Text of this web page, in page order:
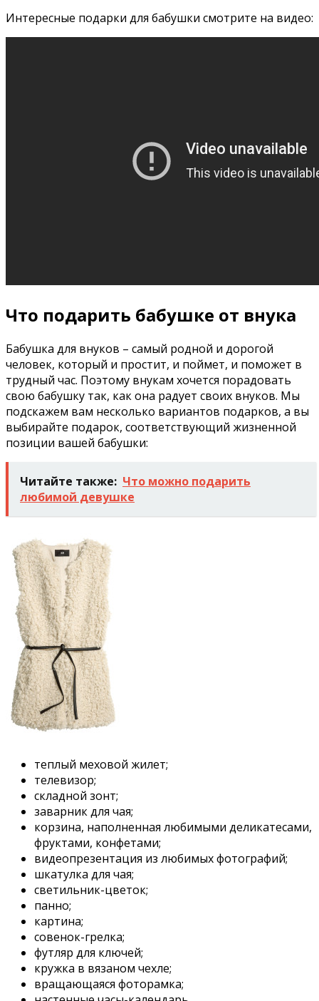
Интересные подарки для бабушки смотрите на видео:
Что подарить бабушке от внука
Бабушка для внуков – самый родной и дорогой
человек, который и простит, и поймет, и поможет в
трудный час. Поэтому внукам хочется порадовать
свою бабушку так, как она радует своих внуков. Мы
подскажем вам несколько вариантов подарков, а вы
выбирайте подарок, соответствующий жизненной
позиции вашей бабушки:
Читайте также: Что можно подарить
любимой девушке
теплый меховой жилет;
телевизор;
складной зонт;
заварник для чая;
корзина, наполненная любимыми деликатесами,
фруктами, конфетами;
видеопрезентация из любимых фотографий;
шкатулка для чая;
светильник-цветок;
панно;
картина;
совенок-грелка;
футляр для ключей;
кружка в вязаном чехле;
вращающаяся фоторамка;